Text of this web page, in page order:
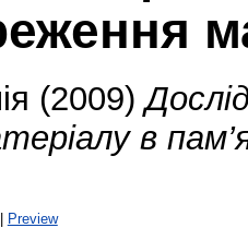
(2009)
в
Preview